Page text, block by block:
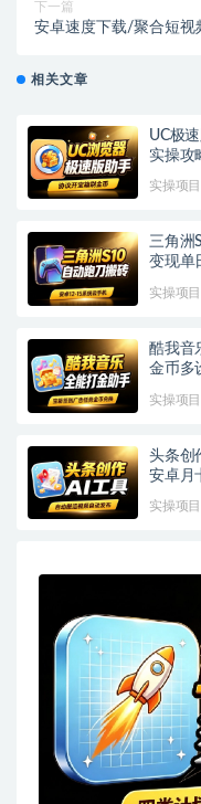
下一篇
安卓速度下载/聚合短视
相关文章
UC极
实操攻
实操项目
三角洲
变现单
实操项目
酷我音
金币多
实操项目
头条创
安卓月
实操项目